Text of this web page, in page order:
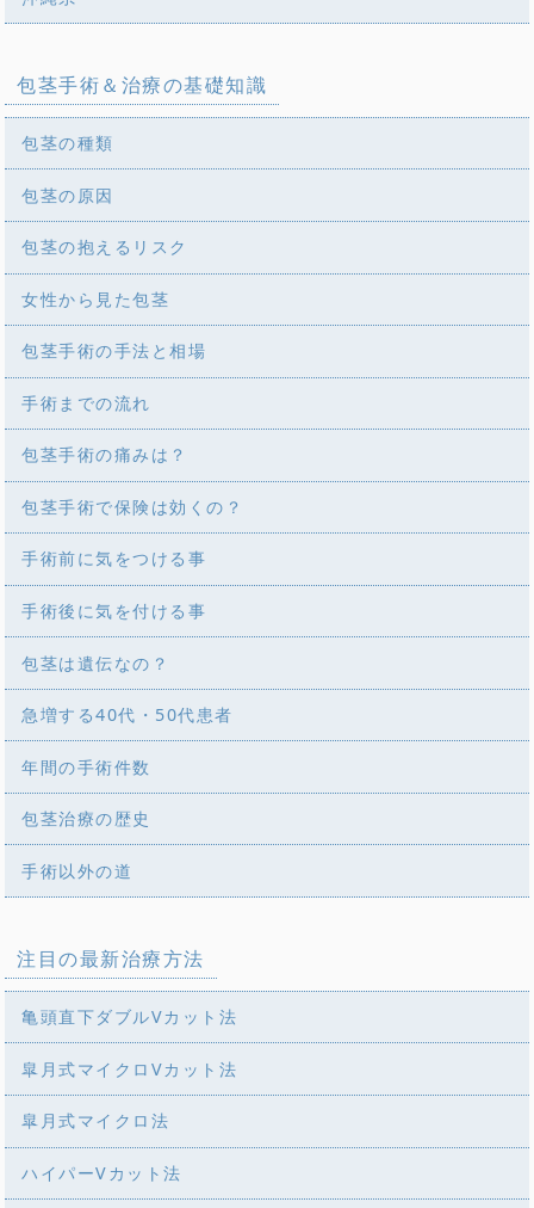
包茎手術＆治療の基礎知識
包茎の種類
包茎の原因
包茎の抱えるリスク
女性から見た包茎
包茎手術の手法と相場
手術までの流れ
包茎手術の痛みは？
包茎手術で保険は効くの？
手術前に気をつける事
手術後に気を付ける事
包茎は遺伝なの？
急増する40代・50代患者
年間の手術件数
包茎治療の歴史
手術以外の道
注目の最新治療方法
亀頭直下ダブルVカット法
皐月式マイクロVカット法
皐月式マイクロ法
ハイパーVカット法